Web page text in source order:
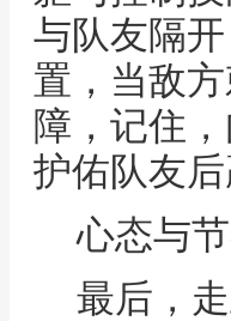
与队友隔
置，当敌
障，记住
护佑队友后
心态与
最后，